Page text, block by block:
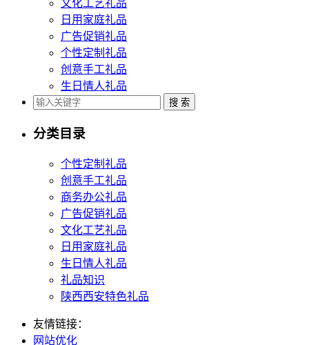
文化工艺礼品
日用家庭礼品
广告促销礼品
个性定制礼品
创意手工礼品
生日情人礼品
分类目录
个性定制礼品
创意手工礼品
商务办公礼品
广告促销礼品
文化工艺礼品
日用家庭礼品
生日情人礼品
礼品知识
陕西西安特色礼品
友情链接：
网站优化